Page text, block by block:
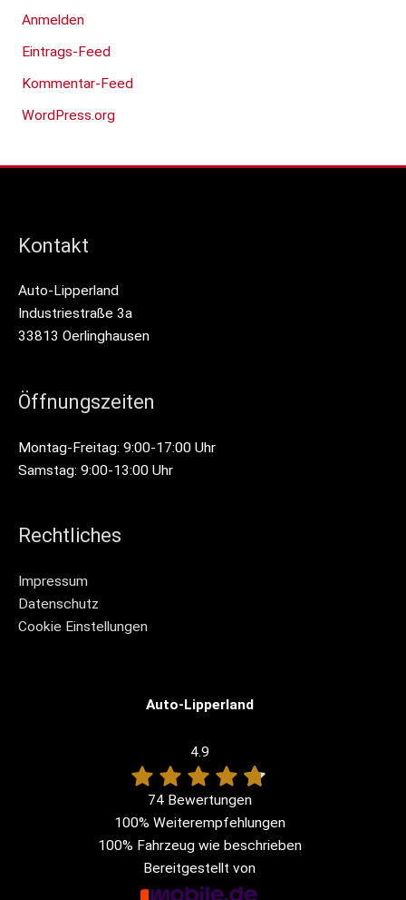
Anmelden
Eintrags-Feed
Kommentar-Feed
WordPress.org
Kontakt
Auto-Lipperland
Industriestraße 3a
33813 Oerlinghausen
Öffnungszeiten
Montag-Freitag: 9:00-17:00 Uhr
Samstag: 9:00-13:00 Uhr
Rechtliches
Impressum
Datenschutz
Cookie Einstellungen
Auto-Lipperland
4.9
74 Bewertungen
100%Weiterempfehlungen
100%Fahrzeug wie beschrieben
Bereitgestellt von